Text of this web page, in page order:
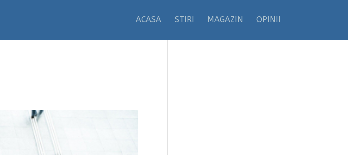
ACASA STIRI MAGAZIN OPINII